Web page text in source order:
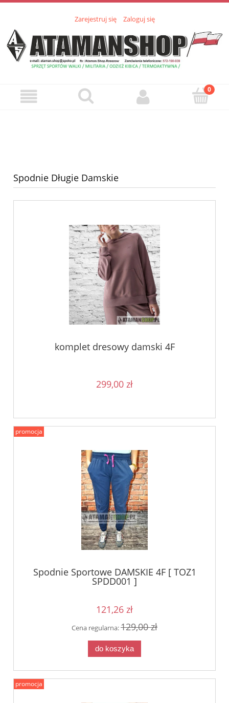
Zarejestruj się Zaloguj się
Spodnie Długie Damskie
komplet dresowy damski 4F
299,00 zł
Spodnie Sportowe DAMSKIE 4F [ TOZ1
SPDD001 ]
121,26 zł
Cena regularna:129,00 zł
do koszyka
promocja
promocja